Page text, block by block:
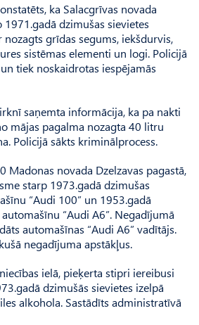
ka Salacgrīvas novada
1971.gadā dzimušas sievietes
nozagts grīdas segums, iekšdurvis,
sistēmas elementi un logi. Policijā
tiek noskaidrotas iespējamās
saņemta informācija, ka pa nakti
mājas pagalma nozagta 40 litru
Policijā sākts kriminālprocess.
Madonas novada Dzelzavas pagastā,
starp 1973.gadā dzimušas
“Audi 100” un 1953.gadā
“Audi A6”. Negadījumā
automašīnas “Audi A6” vadītājs.
negadījuma apstākļus.
ielā, pieķerta stipri iereibusi
dzimušās sievietes izelpā
alkohola. Sastādīts administratīvā